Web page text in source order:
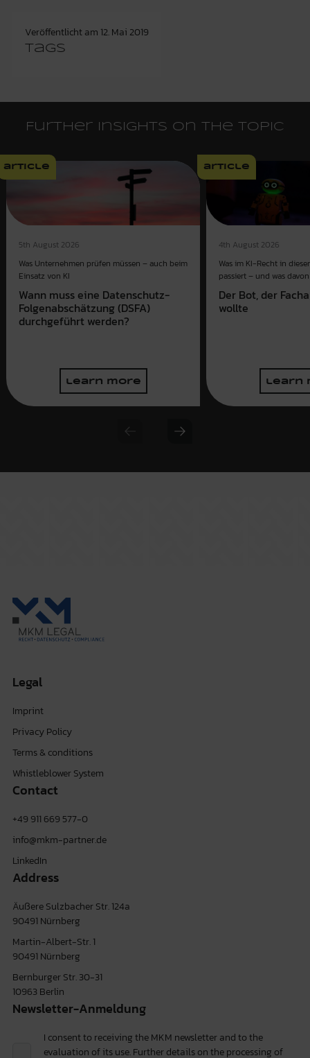
Veröffentlicht am 12. Mai 2019
Tags
Further insights on the topic
article
5th August 2026
Was Unternehmen prüfen müssen – auch beim
Einsatz von KI
Wann muss eine Datenschutz-
Folgenabschätzung (DSFA)
durchgeführt werden?
learn more
article
4th August 2026
Was im KI-Recht in
passiert – und was
Der Bot, der
wollte
learn
Previous slide
Next slide
Legal
Imprint
Privacy Policy
Terms & conditions
Whistleblower System
Contact
+49 911 669 577-0
info@mkm-partner.de
LinkedIn
Address
Äußere Sulzbacher Str. 124a
90491 Nürnberg
Martin-Albert-Str. 1
90491 Nürnberg
Bernburger Str. 30-31
10963 Berlin
Newsletter-Anmeldung
I consent to receiving the MKM newsletter and to the
evaluation of its use. Further details on the processing of